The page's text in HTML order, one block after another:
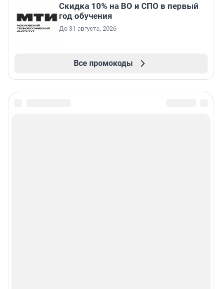
Скидка 10% на ВО и СПО в первый
год обучения
До 31 августа, 2026
Все промокоды